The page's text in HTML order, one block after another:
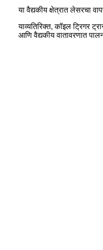
या वैद्यकीय क्षेत्रात लेसरचा
याव्यतिरिक्त, कॉइल ट्रिगर
आणि वैद्यकीय वातावरणात